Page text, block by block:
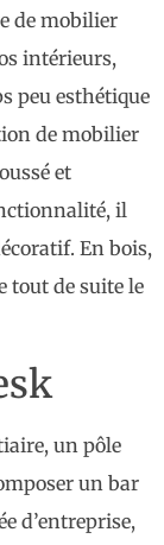
de mobilier
intérieurs,
peu esthétique
de mobilier
et
il
En bois,
tout de suite le
un pôle
un bar
d’entreprise,